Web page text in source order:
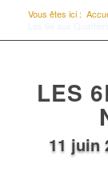
Vous êtes ici :
LES
11 juin